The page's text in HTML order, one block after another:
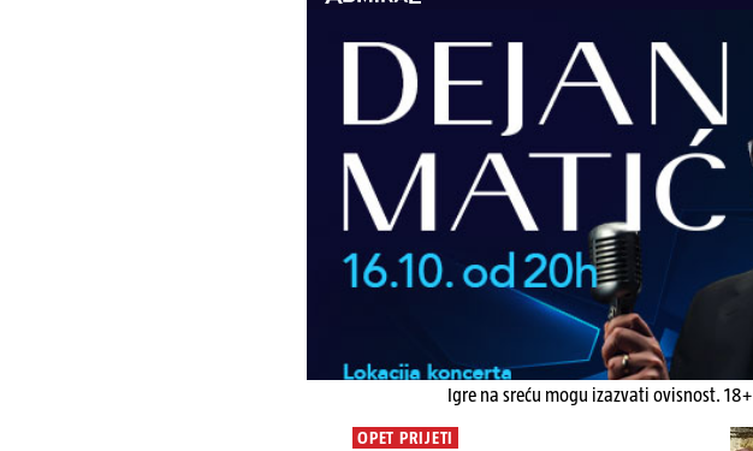
Igre na sreću mogu izazvati ovisnost. 18+
OPET PRIJETI